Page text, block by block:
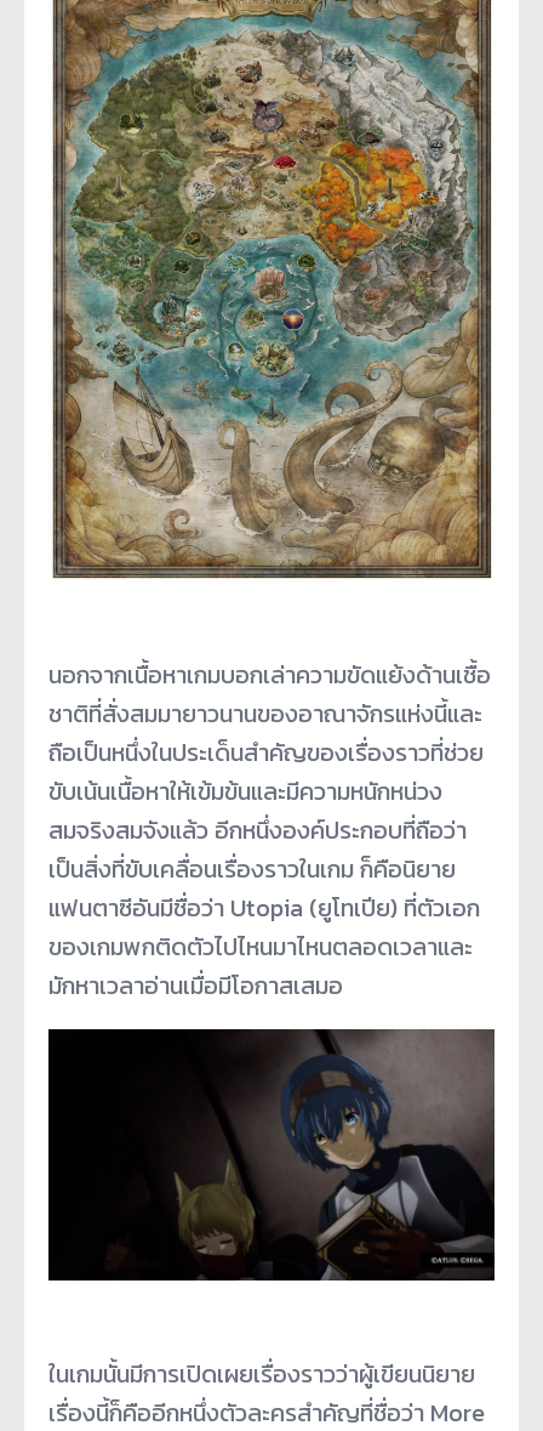
นอกจากเนื้อหาเกมบอกเล่าความขัดแย้งด้านเชื้อ
ชาติที่สั่งสมมายาวนานของอาณาจักรแห่งนี้และ
ถือเป็นหนึ่งในประเด็นสำคัญของเรื่องราวที่ช่วย
ขับเน้นเนื้อหาให้เข้มข้นและมีความหนักหน่วง
สมจริงสมจังแล้ว อีกหนึ่งองค์ประกอบที่ถือว่า
เป็นสิ่งที่ขับเคลื่อนเรื่องราวในเกม ก็คือนิยาย
แฟนตาซีอันมีชื่อว่า Utopia (ยูโทเปีย) ที่ตัวเอก
ของเกมพกติดตัวไปไหนมาไหนตลอดเวลาและ
มักหาเวลาอ่านเมื่อมีโอกาสเสมอ
ในเกมนั้นมีการเปิดเผยเรื่องราวว่าผู้เขียนนิยาย
เรื่องนี้ก็คืออีกหนึ่งตัวละครสำคัญที่ชื่อว่า More